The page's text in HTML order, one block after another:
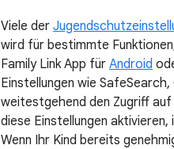
Viele der
wird für bestimmte
Family Link App für Android
Einstellungen wie
weitestgehend den Zugriff
diese Einstellungen
Wenn Ihr Kind bereits